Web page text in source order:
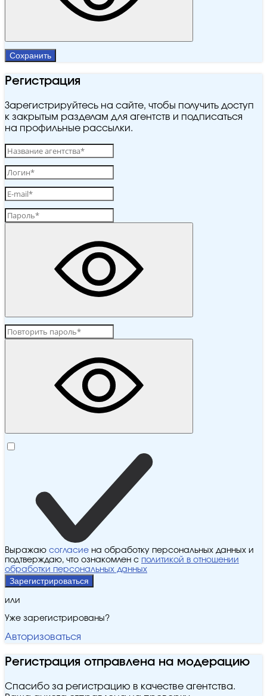
Сохранить
Регистрация
Зарегистрируйтесь на сайте, чтобы получить доступ
к закрытым разделам для агентств и подписаться
на профильные рассылки.
Выражаю согласие на обработку персональных данных и
подтверждаю, что ознакомлен с политикой в отношении
обработки персональных данных
Зарегистрироваться
или
Уже зарегистрированы?
Авторизоваться
Регистрация отправлена на модерацию
Спасибо за регистрацию в качестве агентства.